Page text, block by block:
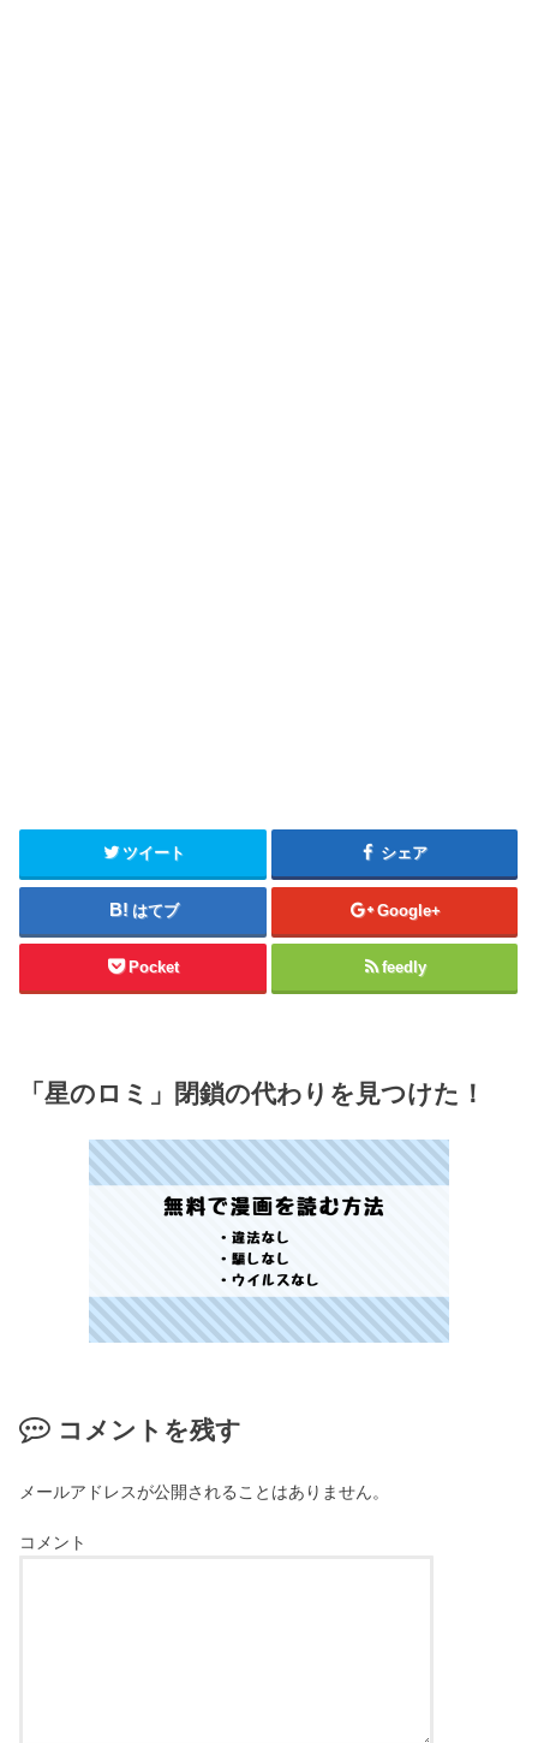
ツイート シェア
はてブ Google+
Pocket feedly
「星のロミ」閉鎖の代わりを見つけた！
コメントを残す
メールアドレスが公開されることはありません。
コメント